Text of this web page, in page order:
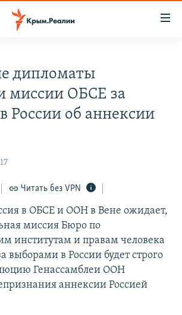
дипломаты
миссии ОБСЕ за
России об аннексии
Читать без VPN
в ОБСЕ и ООН в Вене ожидает,
миссия Бюро по
институтам и правам человека
в России будет строго
Генассамблеи ООН
аннексии Россией